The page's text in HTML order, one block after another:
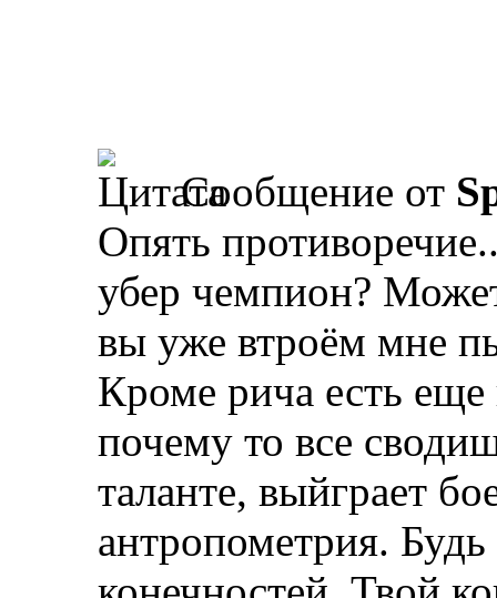
Сообщение от
Опять
убер чемпион?
вы уже втроём мне
Кроме рича есть
почему то все
таланте, выйграет
антропометрия.